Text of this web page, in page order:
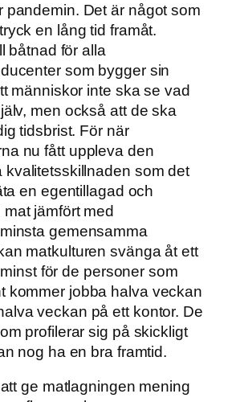
pandemin. Det är något som
en lång tid framåt.
båtnad för alla
som bygger sin
människor inte ska se vad
men också att de ska
tidsbrist. För när
nu fått uppleva den
kvalitetsskillnaden som det
en egentillagad och
jämfört med
gemensamma
matkulturen svänga åt ett
för de personer som
kommer jobba halva veckan
veckan på ett kontor. De
profilerar sig på skickligt
nog ha en bra framtid.
ge matlagningen mening